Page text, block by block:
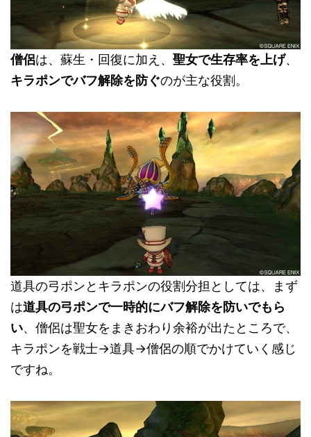
僧侶は、蘇生・回復に加え、 聖女で生存率を上げ、
キラポンでバフ解除を防ぐのが主な役割。
道具の弓ポンとキラポンの役割分担としては、まず
は道具の弓ポンで一時的にバフ解除を防いでもら
い、僧侶は聖女をまきおわり余裕が出たところで、
キラポンを戦士→道具→僧侶の順でかけていく感じ
ですね。